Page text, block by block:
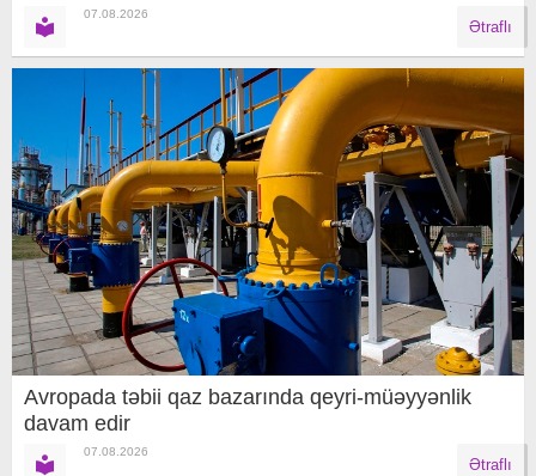
07.08.2026
Ətraflı
Avropada təbii qaz bazarında qeyri-müəyyənlik
davam edir
07.08.2026
Ətraflı